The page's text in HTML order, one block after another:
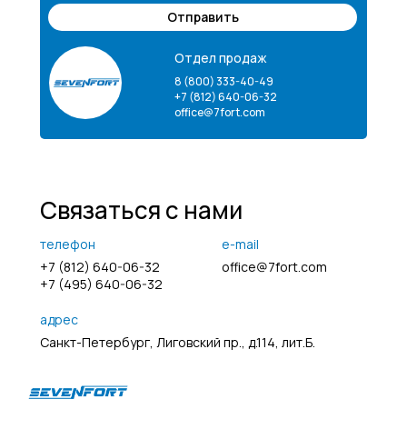
Отдел продаж
8 (800) 333-40-49
+7 (812) 640-06-32
office@7fort.com
Отправить
Связаться с нами
телефон e-mail
адрес
Санкт-Петербург, Лиговский пр., д.114, лит.Б.
office@7fort.com
+7 (812) 640-06-32
+7 (495) 640-06-32